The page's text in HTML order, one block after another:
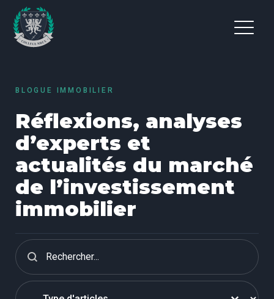
BLOGUE IMMOBILIER
Réflexions, analyses
d’experts et
actualités du marché
de l’investissement
immobilier
Recherche - Blogue
Search content
Select content